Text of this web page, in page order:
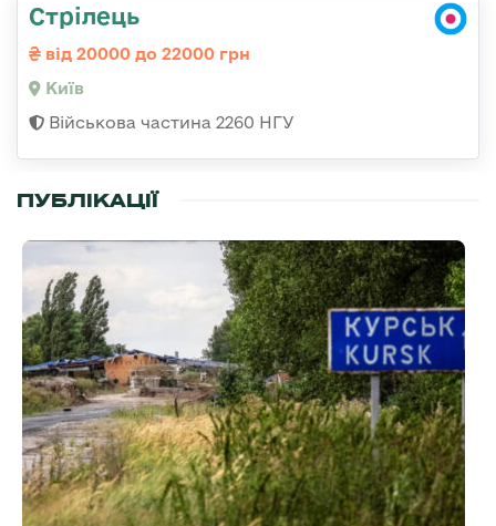
Стрілець
від 20000 до 22000 грн
Київ
Військова частина 2260 НГУ
ПУБЛІКАЦІЇ